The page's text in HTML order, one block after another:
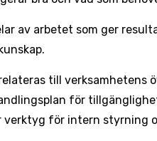
av arbetet som ger
till verksamhetens
för
verktyg för intern styrning